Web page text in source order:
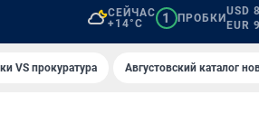
СЕЙЧАС
+14°C
1 ПРОБКИ
USD
EUR
VS прокуратура Августовский каталог